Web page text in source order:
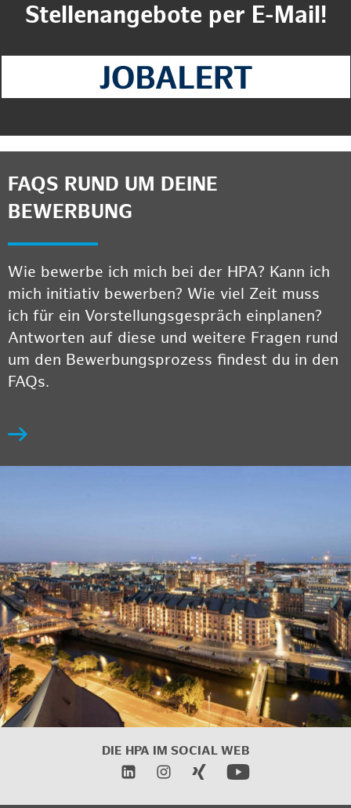
Stellenangebote per E-Mail!
FAQS RUND UM DEINE
BEWERBUNG
Wie bewerbe ich mich bei der HPA? Kann ich
mich initiativ bewerben? Wie viel Zeit muss
ich für ein Vorstellungsgespräch einplanen?
Antworten auf diese und weitere Fragen rund
um den Bewerbungsprozess findest du in den
FAQs.
DIE HPA IM SOCIAL WEB